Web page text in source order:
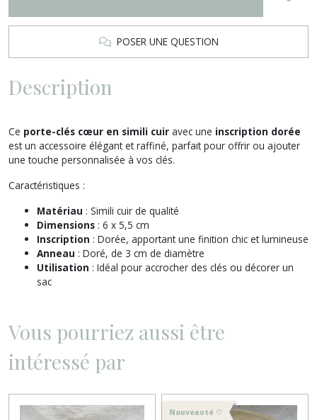
POSER UNE QUESTION
Description
Ce porte-clés cœur en simili cuir avec une inscription dorée
est un accessoire élégant et raffiné, parfait pour offrir ou ajouter
une touche personnalisée à vos clés.
Caractéristiques :
Matériau : Simili cuir de qualité
Dimensions : 6 x 5,5 cm
Inscription : Dorée, apportant une finition chic et lumineuse
Anneau : Doré, de 3 cm de diamètre
Utilisation : Idéal pour accrocher des clés ou décorer un
sac
Vous pourriez aussi être
intéressé par
Nouveauté ♡